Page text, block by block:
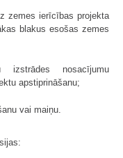
zemes ierīcības projekta
blakus esošas zemes
nosacījumu
apstiprināšanu;
vai maiņu.